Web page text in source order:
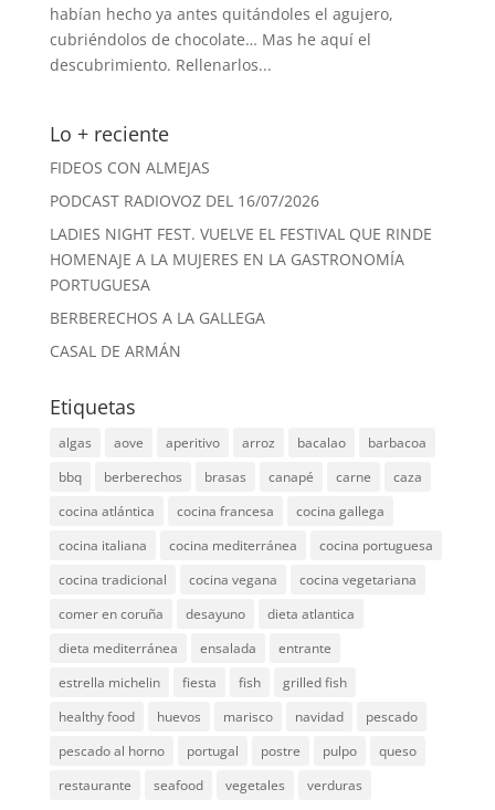
habían hecho ya antes quitándoles el agujero,
cubriéndolos de chocolate… Mas he aquí el
descubrimiento. Rellenarlos...
Lo + reciente
FIDEOS CON ALMEJAS
PODCAST RADIOVOZ DEL 16/07/2026
LADIES NIGHT FEST. VUELVE EL FESTIVAL QUE RINDE
HOMENAJE A LA MUJERES EN LA GASTRONOMÍA
PORTUGUESA
BERBERECHOS A LA GALLEGA
CASAL DE ARMÁN
Etiquetas
algas aove aperitivo arroz bacalao
barbacoa
bbq
berberechos brasas canapé carne
caza
cocina atlántica
cocina francesa
cocina gallega
cocina italiana
cocina mediterránea
cocina portuguesa
cocina tradicional
cocina vegana
cocina vegetariana
comer en coruña
desayuno
dieta atlantica
dieta mediterránea
ensalada
entrante
estrella michelin
fiesta fish
grilled fish
healthy food
huevos marisco navidad
pescado
pescado al horno
portugal postre pulpo
queso
restaurante
seafood vegetales verduras